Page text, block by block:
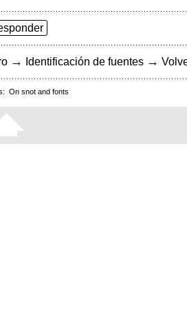
→ Identificación de fuentes →
On snot and fonts